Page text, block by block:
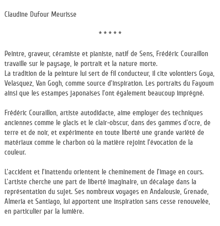
Claudine Dufour Meurisse
* * * * *
Peintre, graveur, céramiste et pianiste, natif de Sens, Frédéric Couraillon
travaille sur le paysage, le portrait et la nature morte.​
La tradition de la peinture lui sert de fil conducteur, il cite volontiers Goya,
Velasquez, Van Gogh, comme source d’inspiration. Les portraits du Fayoum
ainsi que les estampes japonaises l’ont également beaucoup imprégné.
Frédéric Couraillon, artiste autodidacte, aime employer des techniques
anciennes comme le glacis et le clair-obscur, dans des gammes d’ocre, de
terre et de noir, et expérimente en toute liberté une grande variété de
matériaux comme le charbon où la matière rejoint l’évocation de la
couleur.
L’accident et l’inattendu orientent le cheminement de l’image en cours.
L’artiste cherche une part de liberté imaginaire, un décalage dans la
représentation du sujet. Ses nombreux voyages en Andalousie, Grenade,
Almeria et Santiago, lui apportent une inspiration sans cesse renouvelée,
en particulier par la lumière.